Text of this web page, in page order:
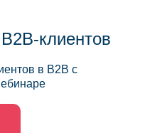
клиентов
в B2B с